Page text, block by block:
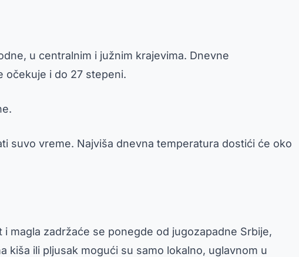
u centralnim i južnim krajevima. Dnevne
očekuje i do 27 stepeni.
suvo vreme. Najviša dnevna temperatura dostići će oko
magla zadržaće se ponegde od jugozapadne Srbije,
kiša ili pljusak mogući su samo lokalno, uglavnom u